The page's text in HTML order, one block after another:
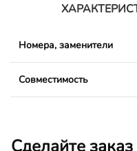
Номера, заменители
Совместимость
Сделайте